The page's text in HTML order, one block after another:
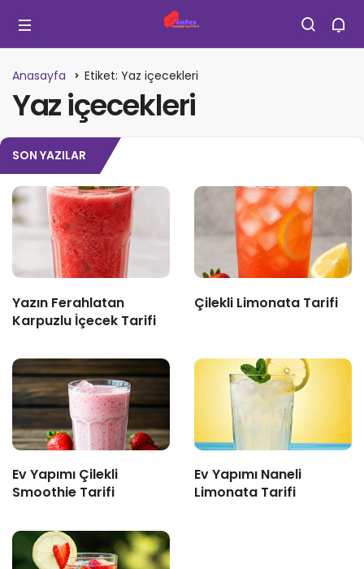
Anasayfa Etiket: Yaz içecekleri
Yaz içecekleri
SON YAZILAR
Yazın Ferahlatan
Karpuzlu İçecek Tarifi
Çilekli Limonata Tarifi
Ev Yapımı Çilekli
Smoothie Tarifi
Ev Yapımı Naneli
Limonata Tarifi